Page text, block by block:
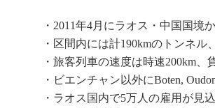
・2011年4月にラオス・中国国境
・区間内には計190kmのトンネル
・旅客列車の速度は時速200km、
・ビエンチャン以外にBoten,
・ラオス国内で5万人の雇用が見